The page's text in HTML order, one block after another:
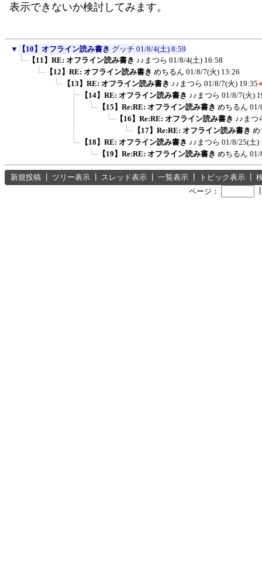
表示できないか検討してみます。
▼ 【10】オフライン読み書き グッチ 01/8/4(土) 8:59
【11】RE: オフライン読み書き ♪♪まつら 01/8/4(土) 16:58
【12】RE: オフライン読み書き めちるん 01/8/7(火) 13:26
【13】RE: オフライン読み書き ♪♪まつら 01/8/7(火) 19:35
【14】RE: オフライン読み書き ♪♪まつら 01/8/7(火)
【15】Re:RE: オフライン読み書き めちるん 01/
【16】Re:RE: オフライン読み書き ♪♪まつ
【17】Re:RE: オフライン読み書き
【18】RE: オフライン読み書き ♪♪まつら 01/8/25(土)
【19】Re:RE: オフライン読み書き めちるん 01/
新規投稿 ツリー表示 スレッド表示 一覧表示 トピック表示
ページ：